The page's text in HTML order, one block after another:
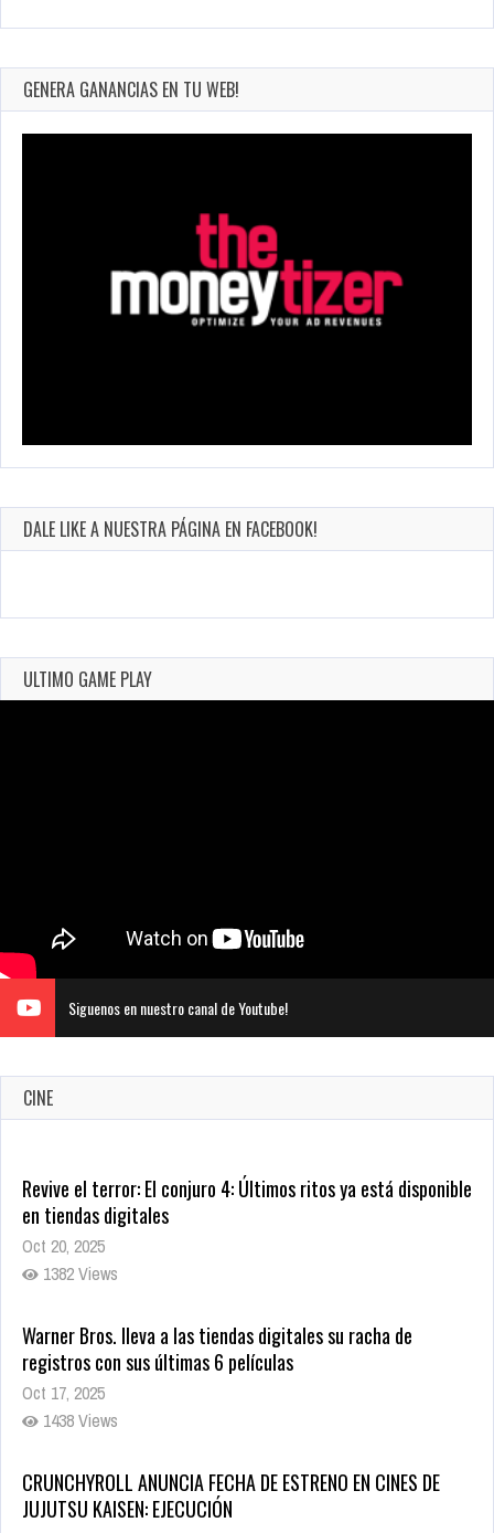
GENERA GANANCIAS EN TU WEB!
DALE LIKE A NUESTRA PÁGINA EN FACEBOOK!
ULTIMO GAME PLAY
Siguenos en nuestro canal de Youtube!
CINE
Warner Bros. lleva a las tiendas digitales su racha de
registros con sus últimas 6 películas
Oct 17, 2025
1438 Views
CRUNCHYROLL ANUNCIA FECHA DE ESTRENO EN CINES DE
JUJUTSU KAISEN: EJECUCIÓN
Oct 7, 2025
1759 Views
5 Películas de Terror Basadas en la Vida Real que te Helarán
la Sangre